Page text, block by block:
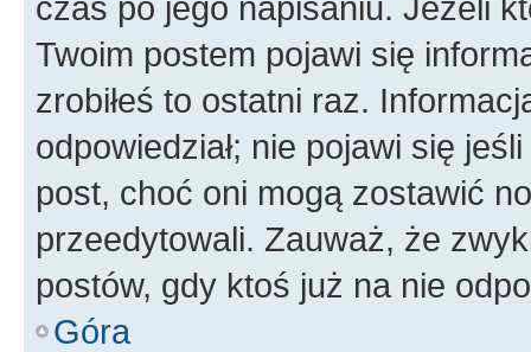
Twoim postem pojawi się
zrobiłeś to ostatni raz.
odpowiedział; nie pojawi się
post, choć oni mogą zostawić
przeedytowali. Zauważ, że
postów, gdy ktoś już na nie
Góra